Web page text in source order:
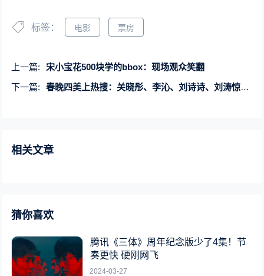
标签： 电影 票房
上一篇:
宋小宝花500块学的bbox：现场观众笑翻
下一篇:
春晚四美上热搜：关晓彤、李沁、刘诗诗、刘涛惊艳亮相
相关文章
猜你喜欢
腾讯《三体》周年纪念版少了4集！节
奏更快 硬刚网飞
2024-03-27